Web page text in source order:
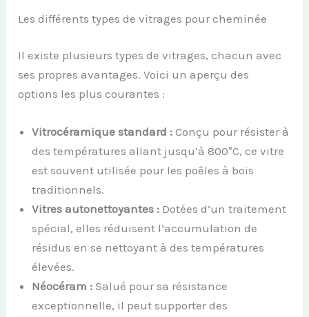
Les différents types de vitrages pour cheminée
Il existe plusieurs types de vitrages, chacun avec
ses propres avantages. Voici un aperçu des
options les plus courantes :
Vitrocéramique standard : Conçu pour résister à
des températures allant jusqu’à 800°C, ce vitre
est souvent utilisée pour les poêles à bois
traditionnels.
Vitres autonettoyantes : Dotées d’un traitement
spécial, elles réduisent l’accumulation de
résidus en se nettoyant à des températures
élevées.
Néocéram : Salué pour sa résistance
exceptionnelle, il peut supporter des